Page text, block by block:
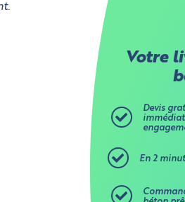
Votre
Devis
En 2